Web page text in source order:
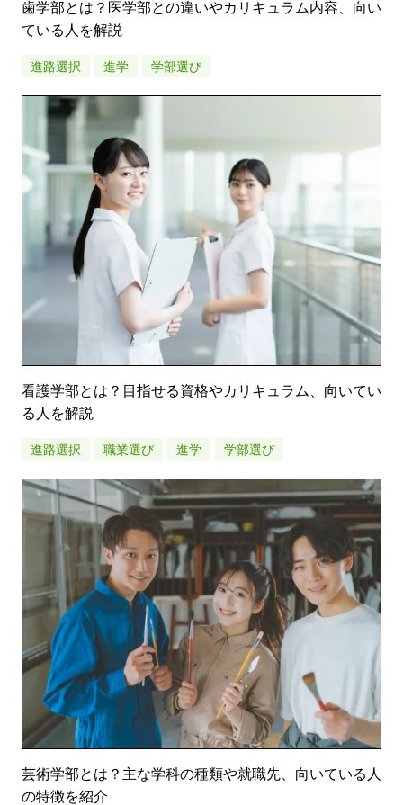
歯学部とは？医学部との違いやカリキュラム内容、向い
ている人を解説
進路選択 進学 学部選び
看護学部とは？目指せる資格やカリキュラム、向いてい
る人を解説
進路選択 職業選び 進学 学部選び
芸術学部とは？主な学科の種類や就職先、向いている人
の特徴を紹介